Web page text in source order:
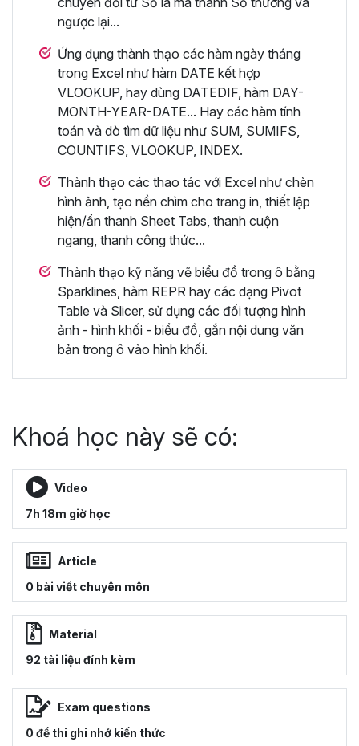
ngược lại...
Ứng dụng thành thạo các hàm ngày tháng
trong Excel như hàm DATE kết hợp
VLOOKUP, hay dùng DATEDIF, hàm DAY-
MONTH-YEAR-DATE... Hay các hàm tính
toán và dò tìm dữ liệu như SUM, SUMIFS,
COUNTIFS, VLOOKUP, INDEX.
Thành thạo các thao tác với Excel như chèn
hình ảnh, tạo nền chìm cho trang in, thiết lập
hiện/ẩn thanh Sheet Tabs, thanh cuộn
ngang, thanh công thức...
Thành thạo kỹ năng vẽ biểu đồ trong ô bằng
Sparklines, hàm REPR hay các dạng Pivot
Table và Slicer, sử dụng các đối tượng hình
ảnh - hình khối - biểu đồ, gắn nội dung văn
bản trong ô vào hình khối.
Khoá học này sẽ có:
Video
7h 18m giờ học
Article
0 bài viết chuyên môn
Material
92 tài liệu đính kèm
Exam questions
0 đề thi ghi nhớ kiến thức